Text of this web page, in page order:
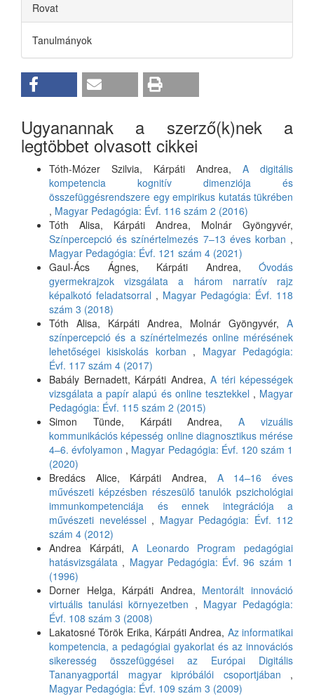
Rovat
Tanulmányok
Ugyanannak a szerző(k)nek a
legtöbbet olvasott cikkei
Tóth-Mózer Szilvia, Kárpáti Andrea, A digitális
kompetencia kognitív dimenziója és
összefüggésrendszere egy empirikus kutatás tükrében
, Magyar Pedagógia: Évf. 116 szám 2 (2016)
Tóth Alisa, Kárpáti Andrea, Molnár Gyöngyvér,
Színpercepció és színértelmezés 7–13 éves korban ,
Magyar Pedagógia: Évf. 121 szám 4 (2021)
Gaul-Ács Ágnes, Kárpáti Andrea, Óvodás
gyermekrajzok vizsgálata a három narratív rajz
képalkotó feladatsorral , Magyar Pedagógia: Évf. 118
szám 3 (2018)
Tóth Alisa, Kárpáti Andrea, Molnár Gyöngyvér, A
színpercepció és a színértelmezés online mérésének
lehetőségei kisiskolás korban , Magyar Pedagógia:
Évf. 117 szám 4 (2017)
Babály Bernadett, Kárpáti Andrea, A téri képességek
vizsgálata a papír alapú és online tesztekkel , Magyar
Pedagógia: Évf. 115 szám 2 (2015)
Simon Tünde, Kárpáti Andrea,A vizuális
kommunikációs képesség online diagnosztikus mérése
4–6. évfolyamon , Magyar Pedagógia: Évf. 120 szám 1
(2020)
Bredács Alice, Kárpáti Andrea, A 14–16 éves
művészeti képzésben részesülő tanulók pszichológiai
immunkompetenciája és ennek integrációja a
művészeti neveléssel , Magyar Pedagógia: Évf. 112
szám 4 (2012)
Andrea Kárpáti,A Leonardo Program pedagógiai
hatásvizsgálata , Magyar Pedagógia: Évf. 96 szám 1
(1996)
Dorner Helga, Kárpáti Andrea, Mentorált innováció
virtuális tanulási környezetben , Magyar Pedagógia:
Évf. 108 szám 3 (2008)
Lakatosné Török Erika, Kárpáti Andrea, Az informatikai
kompetencia, a pedagógiai gyakorlat és az innovációs
sikeresség összefüggései az Európai Digitális
Tananyagportál magyar kipróbálói csoportjában ,
Magyar Pedagógia: Évf. 109 szám 3 (2009)